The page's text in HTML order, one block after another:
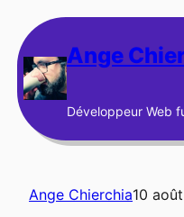
au
contenu Ange
Développeur Web
Ange Chierchia10